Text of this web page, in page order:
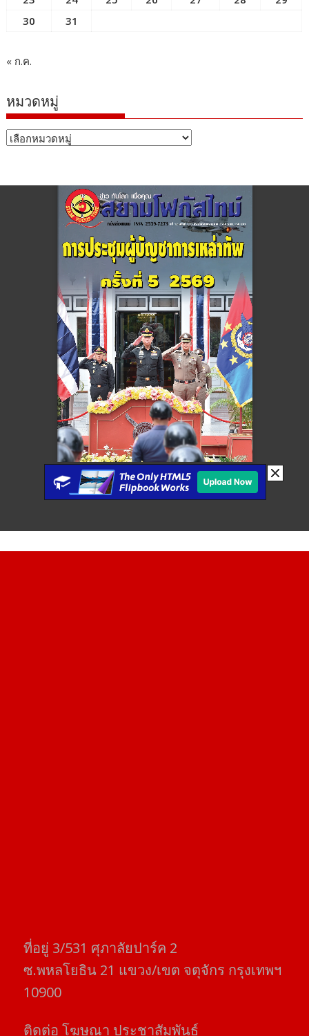
30
31
« ก.ค.
หมวดหมู่
หมวด
ที่อยู่​ 3/531​ ศุภาลัยปาร์ค​ 2
ซ.พหลโยธิน​ 21​ แขวง/เขต​ จตุจักร​ กรุงเทพฯ
10900
ติดต่อ​ โฆษณา​ ประชาสัมพันธ์